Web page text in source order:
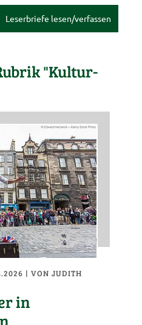
Leserbriefe lesen/verfassen
"Kultur-
|VON JUDITH
in